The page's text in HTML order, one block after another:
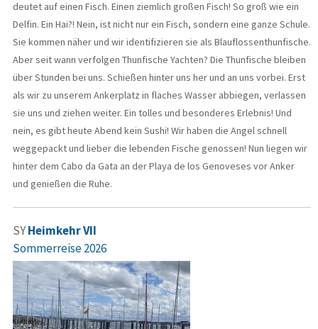
deutet auf einen Fisch. Einen ziemlich großen Fisch! So groß wie ein
Delfin. Ein Hai?! Nein, ist nicht nur ein Fisch, sondern eine ganze Schule.
Sie kommen näher und wir identifizieren sie als Blauflossenthunfische.
Aber seit wann verfolgen Thunfische Yachten? Die Thunfische bleiben
über Stunden bei uns. Schießen hinter uns her und an uns vorbei. Erst
als wir zu unserem Ankerplatz in flaches Wasser abbiegen, verlassen
sie uns und ziehen weiter. Ein tolles und besonderes Erlebnis! Und
nein, es gibt heute Abend kein Sushi! Wir haben die Angel schnell
weggepackt und lieber die lebenden Fische genossen! Nun liegen wir
hinter dem Cabo da Gata an der Playa de los Genoveses vor Anker
und genießen die Ruhe.
SYHeimkehr VII
Sommerreise 2026